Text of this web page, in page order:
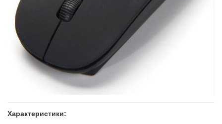
Характеристики: